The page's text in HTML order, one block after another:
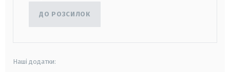
ДО РОЗСИЛОК
Наші додатки: